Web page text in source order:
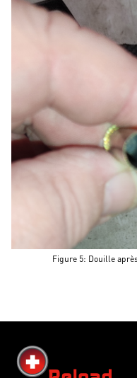
Figure 5: Douille